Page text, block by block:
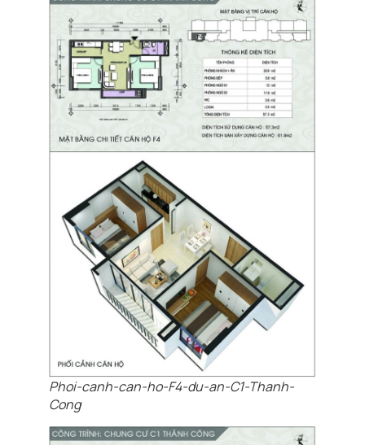
Phoi-canh-can-ho-F4-du-an-C1-Thanh-
Cong